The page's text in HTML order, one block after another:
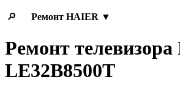
🔎 Ремонт HAIER ▼
Ремонт
LE32B8500T